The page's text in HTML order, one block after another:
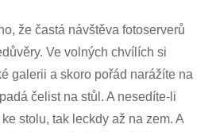
že častá návštěva fotoserverů
Ve volných chvílích si
galerii a skoro pořád narážíte na
čelist na stůl. A nesedíte-li
stolu, tak leckdy až na zem. A